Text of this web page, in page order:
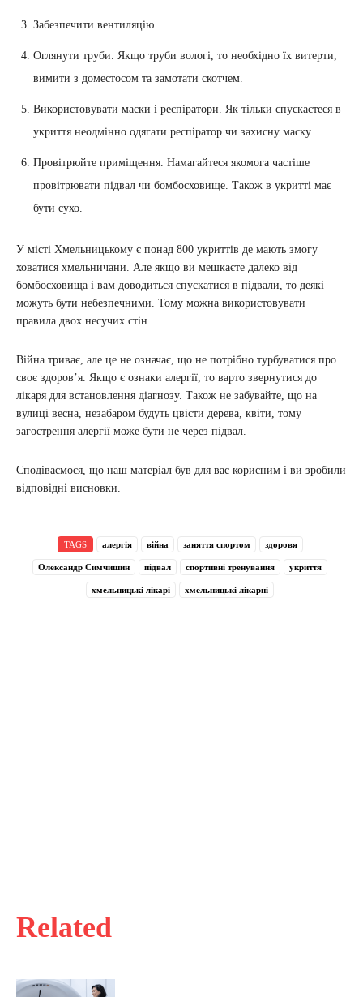
Related
Забезпечити вентиляцію.
Оглянути труби. Якщо труби вологі, то необхідно їх витерти,
вимити з доместосом та замотати скотчем.
Використовувати маски і респіратори. Як тільки спускаєтеся в
укриття неодмінно одягати респіратор чи захисну маску.
Провітрюйте приміщення. Намагайтеся якомога частіше
провітрювати підвал чи бомбосховище. Також в укритті має
бути сухо.
У місті Хмельницькому є понад 800 укриттів де мають змогу
ховатися хмельничани. Але якщо ви мешкаєте далеко від
бомбосховища і вам доводиться спускатися в підвали, то деякі
можуть бути небезпечними. Тому можна використовувати
правила двох несучих стін.
Війна триває, але це не означає, що не потрібно турбуватися про
своє здоров’я. Якщо є ознаки алергії, то варто звернутися до
лікаря для встановлення діагнозу. Також не забувайте, що на
вулиці весна, незабаром будуть цвісти дерева, квіти, тому
загострення алергії може бути не через підвал.
Сподіваємося, що наш матеріал був для вас корисним і ви зробили
відповідні висновки.
TAGS алергія війна заняття спортом здоровя
Олександр Симчишин підвал спортивні тренування укриття
хмельницькі лікарі хмельницькі лікарні